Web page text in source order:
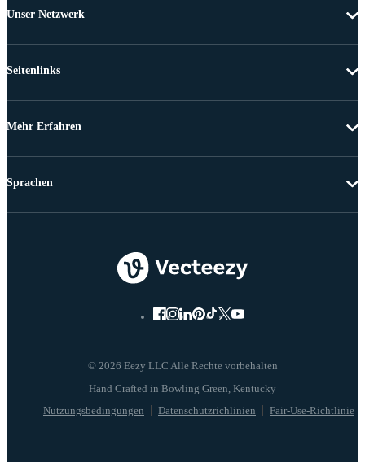
Unser Netzwerk
Seitenlinks
Mehr Erfahren
© 2026 Eezy LLC Alle Rechte vorbehalten
Nutzungsbedingungen Datenschutzrichlinien Fair-Use-Richtlinie
Sprachen